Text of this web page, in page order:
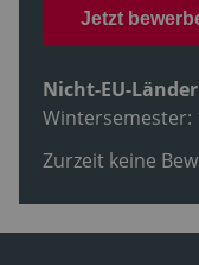
Jetzt
Nicht-EU-Länder
Wintersemester:
Zurzeit keine